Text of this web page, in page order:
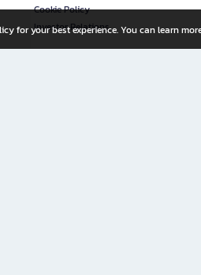
Cookie Policy
Investor Relations
for your best experience. You can learn